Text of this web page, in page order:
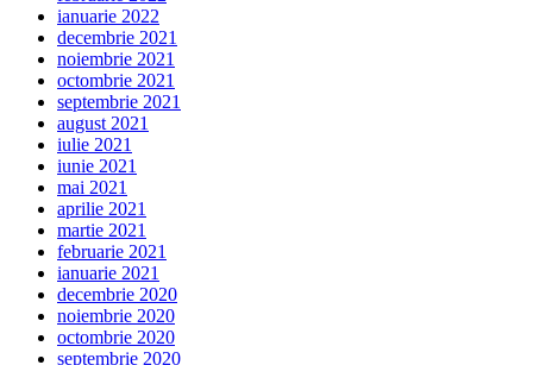
ianuarie 2022
decembrie 2021
noiembrie 2021
octombrie 2021
septembrie 2021
august 2021
iulie 2021
iunie 2021
mai 2021
aprilie 2021
martie 2021
februarie 2021
ianuarie 2021
decembrie 2020
noiembrie 2020
octombrie 2020
septembrie 2020